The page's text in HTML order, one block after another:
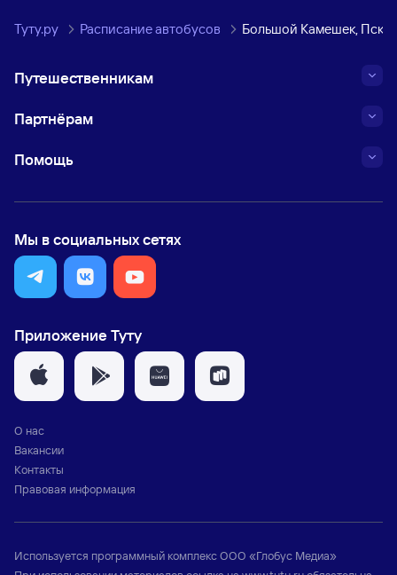
Туту.ру Расписание автобусов Большой Камешек,
Путешественникам
Партнёрам
Помощь
Мы в социальных сетях
Приложение Туту
О нас
Вакансии
Контакты
Правовая информация
Используется программный комплексООО «Глобус Медиа»